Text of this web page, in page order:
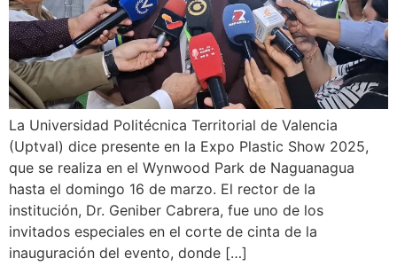
La Universidad Politécnica Territorial de Valencia
(Uptval) dice presente en la Expo Plastic Show 2025,
que se realiza en el Wynwood Park de Naguanagua
hasta el domingo 16 de marzo. El rector de la
institución, Dr. Geniber Cabrera, fue uno de los
invitados especiales en el corte de cinta de la
inauguración del evento, donde […]